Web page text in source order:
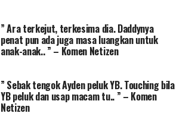
” Ara terkejut, terkesima dia. Daddynya
penat pun ada juga masa luangkan untuk
anak-anak.. ” – Komen Netizen
” Sebak tengok Ayden peluk YB. Touching bila
YB peluk dan usap macam tu.. ” – Komen
Netizen